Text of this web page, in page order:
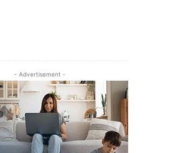
- Advertisement -